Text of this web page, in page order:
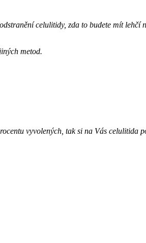
celulitidy, zda to budete mít lehčí
metod.
vyvolených, tak si na Vás celulitida